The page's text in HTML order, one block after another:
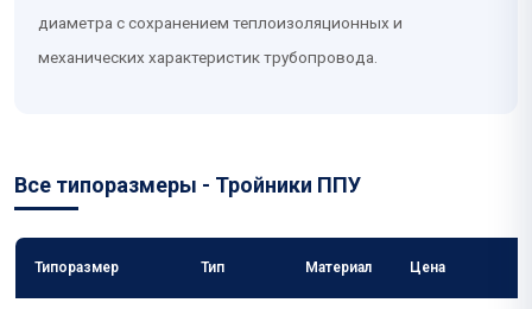
диаметра с сохранением теплоизоляционных и
механических характеристик трубопровода.
Все типоразмеры - Тройники ППУ
Типоразмер Тип Материал
Цена